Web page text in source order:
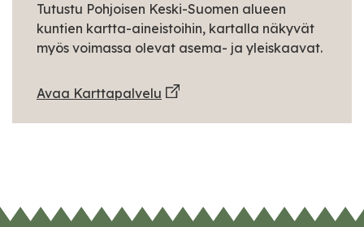
Tutustu Pohjoisen Keski-Suomen alueen
kuntien kartta-aineistoihin, kartalla näkyvät
myös voimassa olevat asema- ja yleiskaavat.
Avaa Karttapalvelu